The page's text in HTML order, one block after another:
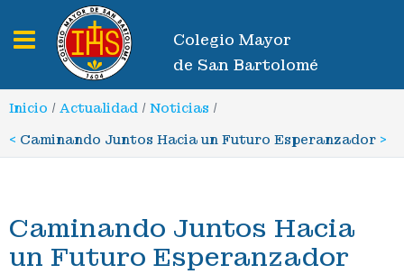
Toggle navigation
Colegio Mayor
de San Bartolomé
Inicio / Actualidad / Noticias /
< Caminando Juntos Hacia un Futuro Esperanzador >
Caminando Juntos Hacia
un Futuro Esperanzador